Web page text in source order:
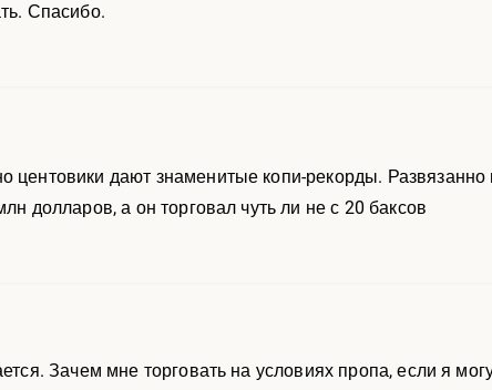
Спасибо.
центовики дают знаменитые копи-рекорды. Развязанно
долларов, а он торговал чуть ли не с 20 баксов
Зачем мне торговать на условиях пропа, если я